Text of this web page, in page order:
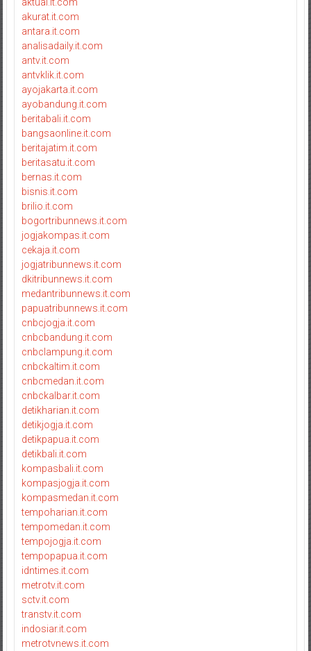
akurat.it.com
antara.it.com
analisadaily.it.com
antv.it.com
antvklik.it.com
ayojakarta.it.com
ayobandung.it.com
beritabali.it.com
bangsaonline.it.com
beritajatim.it.com
beritasatu.it.com
bernas.it.com
bisnis.it.com
brilio.it.com
bogortribunnews.it.com
jogjakompas.it.com
cekaja.it.com
jogjatribunnews.it.com
dkitribunnews.it.com
medantribunnews.it.com
papuatribunnews.it.com
cnbcjogja.it.com
cnbcbandung.it.com
cnbclampung.it.com
cnbckaltim.it.com
cnbcmedan.it.com
cnbckalbar.it.com
detikharian.it.com
detikjogja.it.com
detikpapua.it.com
detikbali.it.com
kompasbali.it.com
kompasjogja.it.com
kompasmedan.it.com
tempoharian.it.com
tempomedan.it.com
tempojogja.it.com
tempopapua.it.com
idntimes.it.com
metrotv.it.com
sctv.it.com
transtv.it.com
indosiar.it.com
metrotvnews.it.com